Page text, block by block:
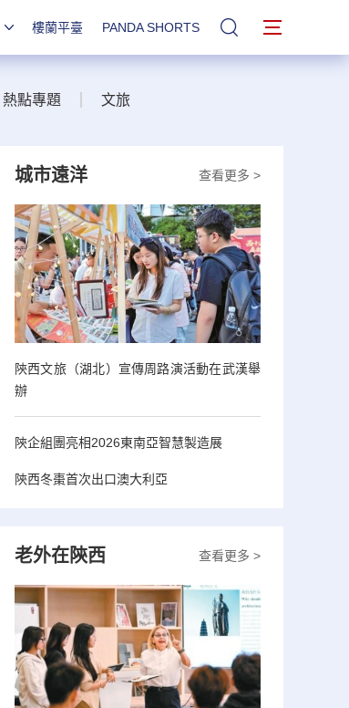
樓蘭平臺 PANDA SHORTS 站內搜索
熱點專題 文旅
查看更多 >
城市遠洋
陝西文旅（湖北）宣傳周路演活動在武漢舉
辦
陝企組團亮相2026東南亞智慧製造展
陝西冬棗首次出口澳大利亞
查看更多 >
老外在陝西